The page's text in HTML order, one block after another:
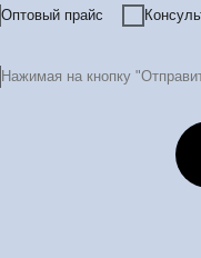
Оптовый прайс
Нажимая на кнопку